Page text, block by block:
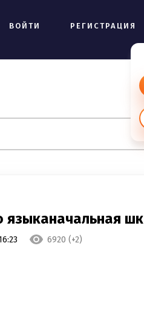
ВОЙТИ РЕГИСТРАЦИЯ
языканачальная шк
6920 (+2)